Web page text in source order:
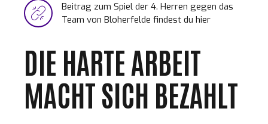
Beitrag zum Spiel der 4. Herren gegen das
Team von Bloherfelde findest du hier
DIE HARTE ARBEIT
MACHT SICH BEZAHLT